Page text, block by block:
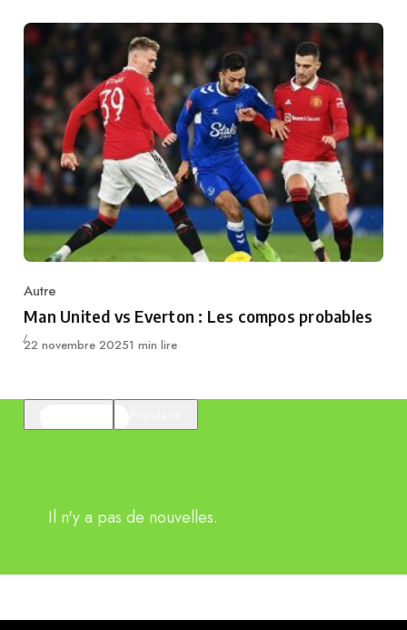
Category
Autre
Man United vs Everton : Les compos probables
Publié
22 novembre 20251 min lire
Il n'y a pas de nouvelles.